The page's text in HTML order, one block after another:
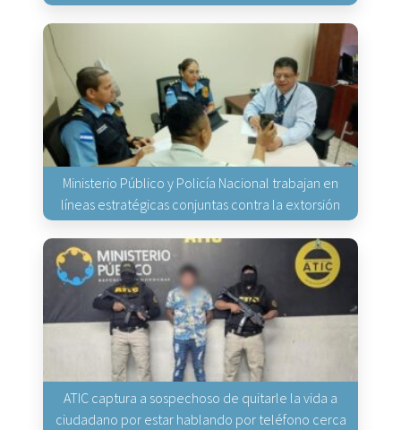
Ministerio Público y Policía Nacional trabajan en
líneas estratégicas conjuntas contra la extorsión
ATIC captura a sospechoso de quitarle la vida a
ciudadano por estar hablando por teléfono cerca